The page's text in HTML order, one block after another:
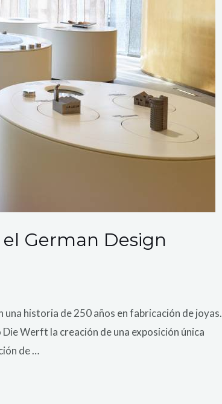
German Design
una historia de 250 años en fabricación de joyas.
Werft la creación de una exposición única
de …